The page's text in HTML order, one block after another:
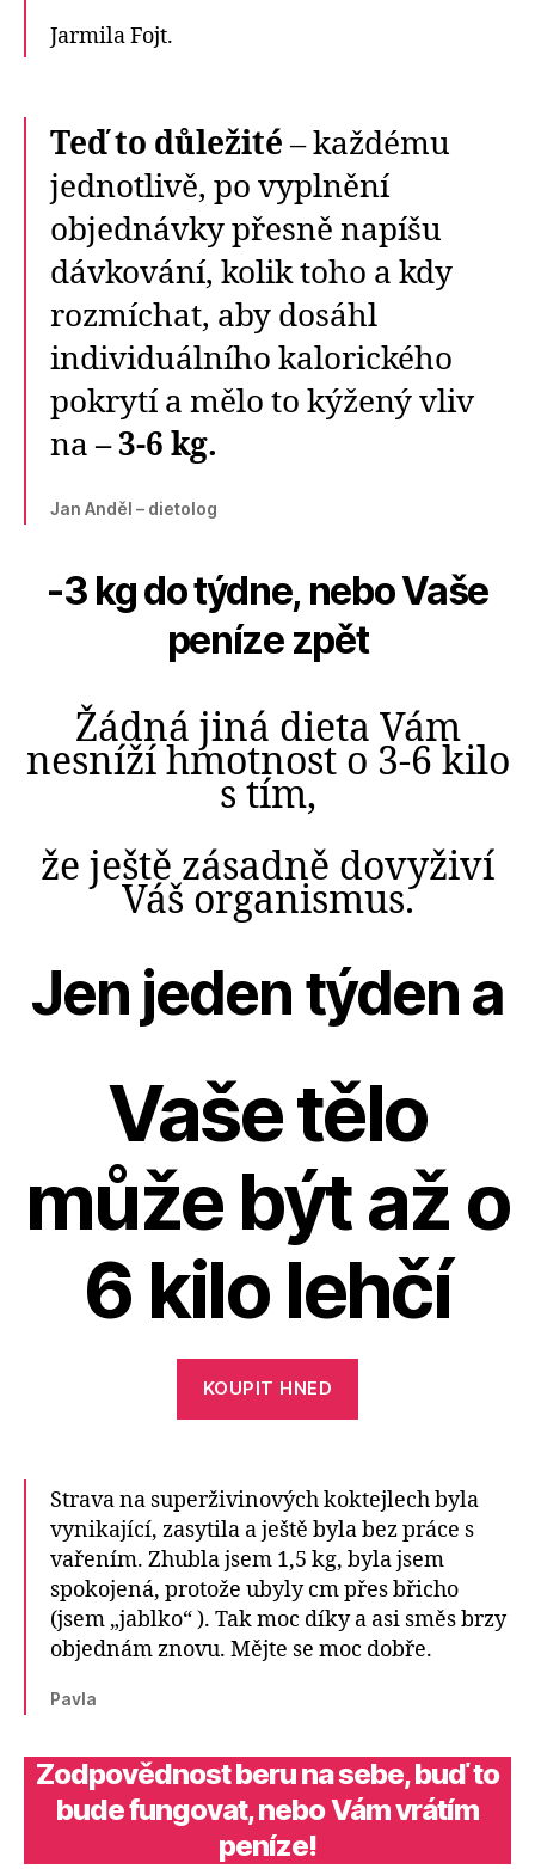
Jarmila Fojt.
Teď to důležité– každému
jednotlivě, po vyplnění
objednávky přesně napíšu
dávkování, kolik toho a kdy
rozmíchat, aby dosáhl
individuálního kalorického
pokrytí a mělo to kýžený vliv
na– 3-6 kg.
Jan Anděl – dietolog
-3 kg do týdne, nebo Vaše
peníze zpět
Žádná jiná dieta Vám
nesníží hmotnost o 3-6 kilo
s tím,
že ještě zásadně dovyživí
Váš organismus.
Jen jeden týden a
Vaše tělo
může být až o
6 kilo lehčí
KOUPIT HNED
Strava na superživinových koktejlech byla
vynikající, zasytila a ještě byla bez práce s
vařením. Zhubla jsem 1,5 kg, byla jsem
spokojená, protože ubyly cm přes břicho
(jsem „jablko“ ). Tak moc díky a asi směs brzy
objednám znovu. Mějte se moc dobře.
Pavla
Zodpovědnost beru na sebe, buď to
bude fungovat, nebo Vám vrátím
peníze!